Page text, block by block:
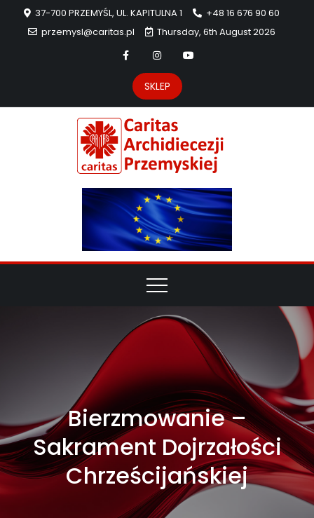
37-700 PRZEMYŚL, UL. KAPITULNA 1
+48 16 676 90 60
przemysl@caritas.pl
Thursday, 6th August 2026
SKLEP
Bierzmowanie –
Sakrament Dojrzałości
Chrześcijańskiej